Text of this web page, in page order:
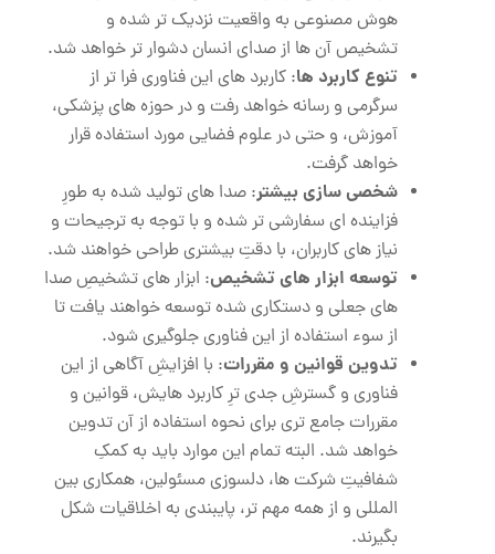
هوش مصنوعی به واقعیت نزدیک ‌تر شده و
تشخیص آن‌ ها از صدای انسان دشوار تر خواهد شد.
تنوع کاربرد ها: کاربرد های این فناوری فرا تر از
سرگرمی و رسانه خواهد رفت و در حوزه‌ های پزشکی،
آموزش، و حتی در علوم فضایی مورد استفاده قرار
خواهد گرفت.
شخصی‌ سازی بیشتر: صدا های تولید شده به طورِ
فزاینده‌ ای سفارشی تر شده و با توجه به ترجیحات و
نیاز های کاربران، با دقتِ بیشتری طراحی خواهند شد.
توسعه‌ ابزار های تشخیص: ابزار های تشخیصِ صدا
های جعلی و دستکاری شده توسعه خواهند یافت تا
از سوء استفاده از این فناوری جلوگیری شود.
تدوین قوانین و مقررات: با افزایشِ آگاهی از این
فناوری و گسترشِ جدی ترِ کاربرد هایش، قوانین و
مقررات جامع ‌تری برای نحوه استفاده از آن تدوین
خواهد شد. البته تمام این موارد باید به کمکِ
شفافیتِ شرکت ها، دلسوزی مسئولین، همکاری بین
المللی و از همه مهم تر، پایبندی به اخلاقیات شکل
بگیرند.